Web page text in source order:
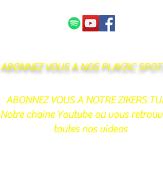
ABONNEZ VOUS A NOS PLAYZIC
ABONNEZ VOUS A NOTRE ZIKERS
Notre chaine Youtube ou vous
toutes nos videos